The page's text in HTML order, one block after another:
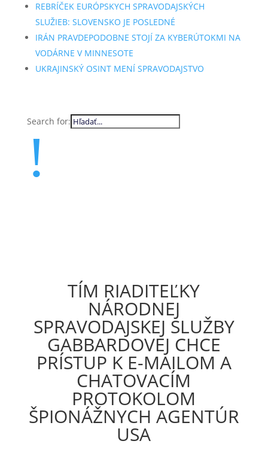
REBRÍČEK EURÓPSKYCH SPRAVODAJSKÝCH
SLUŽIEB: SLOVENSKO JE POSLEDNÉ
IRÁN PRAVDEPODOBNE STOJÍ ZA KYBERÚTOKMI NA
VODÁRNE V MINNESOTE
UKRAJINSKÝ OSINT MENÍ SPRAVODAJSTVO
Search for:
!
TÍM RIADITEĽKY
NÁRODNEJ
SPRAVODAJSKEJ SLUŽBY
GABBARDOVEJ CHCE
PRÍSTUP K E-MAILOM A
CHATOVACÍM
PROTOKOLOM
ŠPIONÁŽNYCH AGENTÚR
USA